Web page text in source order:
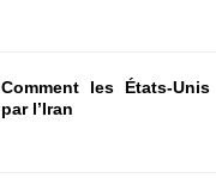
Comment les États-
par l’Iran